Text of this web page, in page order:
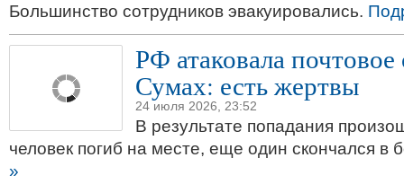
Большинство сотрудников эвакуировались.
РФ атаковала почтовое
Сумах: есть жертвы
24 июля 2026, 23:52
В результате попадания
человек погиб на месте, еще один скончался в
»